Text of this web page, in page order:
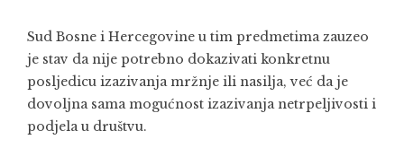
Sud Bosne i Hercegovine u tim predmetima zauzeo
je stav da nije potrebno dokazivati konkretnu
posljedicu izazivanja mržnje ili nasilja, već da je
dovoljna sama mogućnost izazivanja netrpeljivosti i
podjela u društvu.